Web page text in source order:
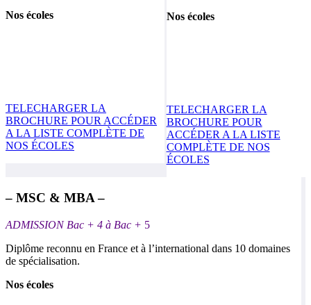
Nos écoles
TELECHARGER LA
BROCHURE POUR ACCÉDER
A LA LISTE COMPLÈTE DE
NOS ÉCOLES
Nos écoles
TELECHARGER LA
BROCHURE POUR
ACCÉDER A LA LISTE
COMPLÈTE DE NOS
ÉCOLES
– MSC & MBA –
ADMISSION Bac + 4 à Bac + 5
Diplôme reconnu en France et à l’international dans 10 domaines
de spécialisation.
Nos écoles